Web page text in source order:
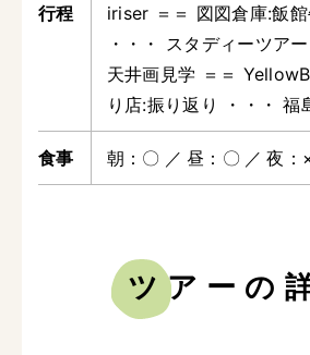
iriser ＝＝ 図図倉庫:飯
・・・ スタディーツア
天井画見学 ＝＝
り店:振り返り ・・・ 福
朝 〇 昼 〇 夜
ツアーの